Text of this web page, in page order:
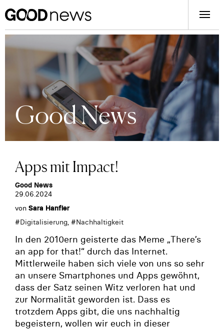
Good News
Apps mit Impact!
Good News
29.06.2024
von Sara Hanfler
#Digitalisierung, #Nachhaltigkeit
In den 2010ern geisterte das Meme „There’s
an app for that!“ durch das Internet.
Mittlerweile haben sich viele von uns so sehr
an unsere Smartphones und Apps gewöhnt,
dass der Satz seinen Witz verloren hat und
zur Normalität geworden ist. Dass es
trotzdem Apps gibt, die uns nachhaltig
begeistern, wollen wir euch in dieser